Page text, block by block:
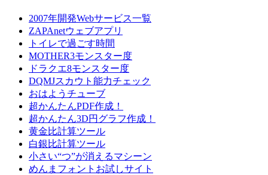
2007年開発Webサービス一覧
ZAPAnetウェブアプリ
トイレで過ごす時間
MOTHER3モンスター度
ドラクエ8モンスター度
DQMJスカウト能力チェック
おはようチューブ
超かんたんPDF作成！
超かんたん3D円グラフ作成！
黄金比計算ツール
白銀比計算ツール
小さい“つ”が消えるマシーン
めんまフォントお試しサイト